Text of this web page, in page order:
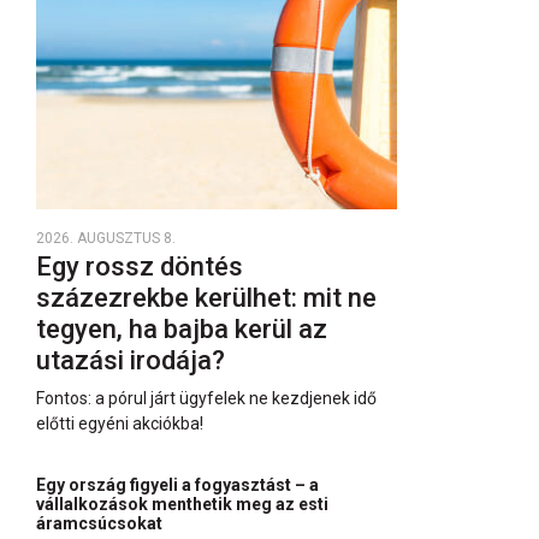
2026. AUGUSZTUS 8.
Egy rossz döntés
százezrekbe kerülhet: mit ne
tegyen, ha bajba kerül az
utazási irodája?
Fontos: a pórul járt ügyfelek ne kezdjenek idő
előtti egyéni akciókba!
Egy ország figyeli a fogyasztást – a
vállalkozások menthetik meg az esti
áramcsúcsokat